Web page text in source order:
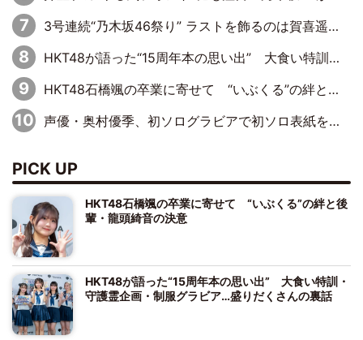
3号連続“乃木坂46祭り” ラストを飾るのは賀喜遥香…5年ぶりの登場に「5年分大人になった私を見ていただけたら」
HKT48が語った“15周年本の思い出” 大食い特訓・守護霊企画・制服グラビア…盛りだくさんの裏話
HKT48石橋颯の卒業に寄せて “いぶくる”の絆と後輩・龍頭綺音の決意
声優・奥村優季、初ソログラビアで初ソロ表紙を飾る！ 初めて見せる表情や、声優を志したきっかけなどを語った必読のインタビューを掲載
PICK UP
HKT48石橋颯の卒業に寄せて “いぶくる”の絆と後
輩・龍頭綺音の決意
HKT48が語った“15周年本の思い出” 大食い特訓・
守護霊企画・制服グラビア…盛りだくさんの裏話